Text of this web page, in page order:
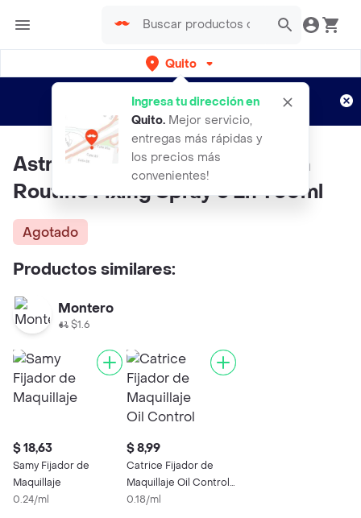
Quito
Ingresa tu dirección en
Quito. Mejor servicio,
entregas más rápidas y
los precios más
convenientes!
envíos gratis por semanas
Aplican TyC
Astra Fijador De Maquillaje Zen
Routine Fixing Spray 3 En 1 50ml
Agotado
Productos similares:
Montero
$1.6
$ 18,63
Samy Fijador de
Maquillaje
0.24/ml
$ 8,99
Catrice Fijador de
Maquillaje Oil Control
Matt
0.18/ml